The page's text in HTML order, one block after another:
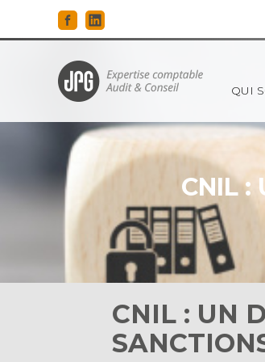
au
contenu
QUI
CNIL :
CNIL : UN